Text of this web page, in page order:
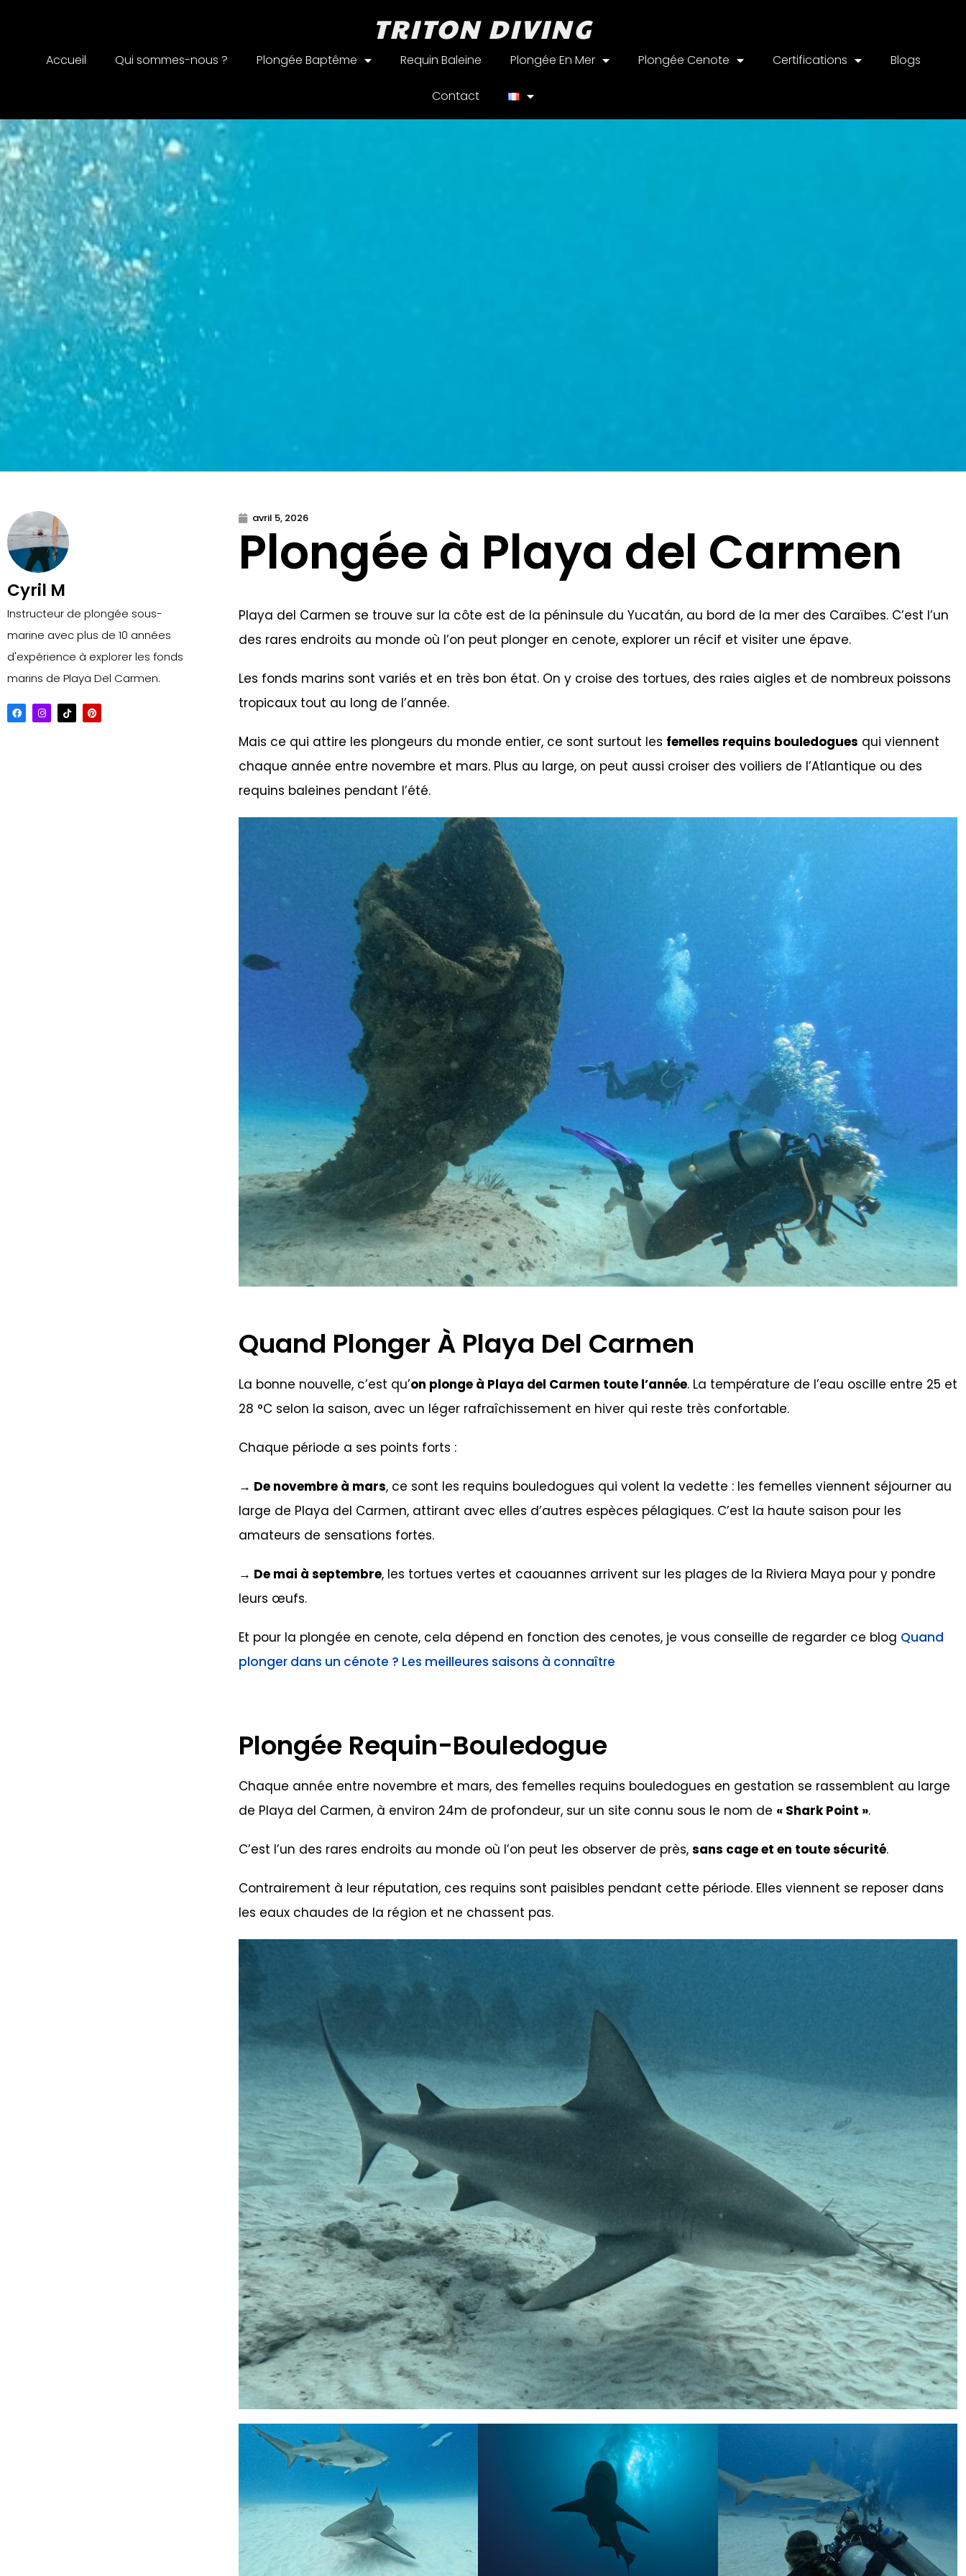
TRITON DIVING
Accueil Qui sommes-nous ? Plongée Baptême Requin Baleine Plongée En Mer Plongée Cenote Certifications Blogs
Contact
Cyril M
Instructeur de plongée sous-
marine avec plus de 10 années
d'expérience à explorer les fonds
marins de Playa Del Carmen.
avril 5, 2026
Plongée à Playa del Carmen
Playa del Carmen se trouve sur la côte est de la péninsule du Yucatán, au bord de la mer des Caraïbes. C’est l’un
des rares endroits au monde où l’on peut plonger en cenote, explorer un récif et visiter une épave.
Les fonds marins sont variés et en très bon état. On y croise des tortues, des raies aigles et de nombreux poissons
tropicaux tout au long de l’année.
Mais ce qui attire les plongeurs du monde entier, ce sont surtout les femelles requins bouledogues qui viennent
chaque année entre novembre et mars. Plus au large, on peut aussi croiser des voiliers de l’Atlantique ou des
requins baleines pendant l’été.
Quand Plonger À Playa Del Carmen
La bonne nouvelle, c’est qu’on plonge à Playa del Carmen toute l’année. La température de l’eau oscille entre 25 et
28 °C selon la saison, avec un léger rafraîchissement en hiver qui reste très confortable.
Chaque période a ses points forts :
→ De novembre à mars, ce sont les requins bouledogues qui volent la vedette : les femelles viennent séjourner au
large de Playa del Carmen, attirant avec elles d’autres espèces pélagiques. C’est la haute saison pour les
amateurs de sensations fortes.
→ De mai à septembre, les tortues vertes et caouannes arrivent sur les plages de la Riviera Maya pour y pondre
leurs œufs.
Et pour la plongée en cenote, cela dépend en fonction des cenotes, je vous conseille de regarder ce blog Quand
plonger dans un cénote ? Les meilleures saisons à connaître
Plongée Requin-Bouledogue
Chaque année entre novembre et mars, des femelles requins bouledogues en gestation se rassemblent au large
de Playa del Carmen, à environ 24m de profondeur, sur un site connu sous le nom de « Shark Point ».
C’est l’un des rares endroits au monde où l’on peut les observer de près, sans cage et en toute sécurité.
Contrairement à leur réputation, ces requins sont paisibles pendant cette période. Elles viennent se reposer dans
les eaux chaudes de la région et ne chassent pas.